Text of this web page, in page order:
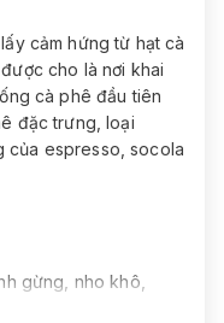
cảm hứng từ hạt cà
cho là nơi khai
cà phê đầu tiên
đặc trưng, loại
của espresso, socola
gừng, nho khô,